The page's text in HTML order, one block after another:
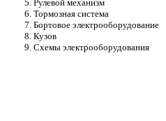
5. Рулевой механизм
6. Тормозная система
7. Бортовое электрооборудование
8. Кузов
9. Схемы электрооборудования